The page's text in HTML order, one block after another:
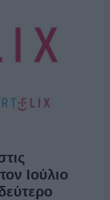
Ιούλιο